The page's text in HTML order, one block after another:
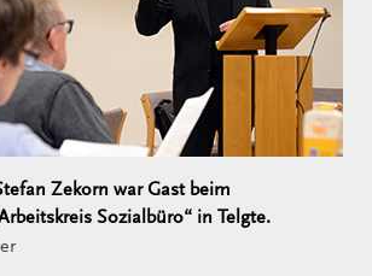
Zekorn war Gast beim
Sozialbüro“ in Telgte.